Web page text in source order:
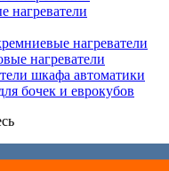
нагреватели
нагреватели
нагреватели
шкафа автоматики
бочек и еврокубов